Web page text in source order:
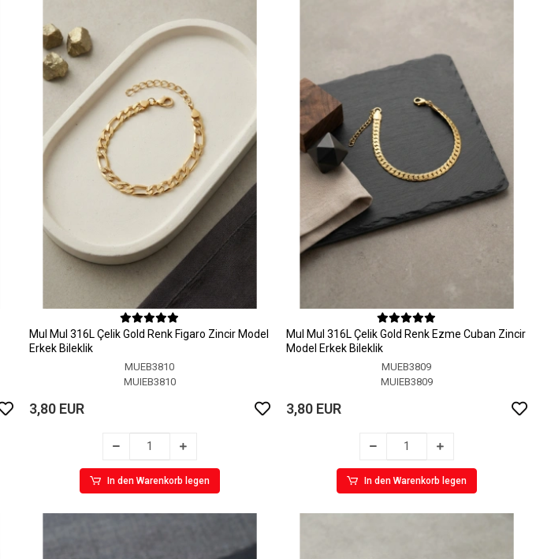
MuI MuI 316L Çelik Gold Renk Figaro Zincir Model
Erkek Bileklik
MUEB3810
MUIEB3810
3,80 EUR
In den Warenkorb legen
MuI MuI 316L Çelik Gold Renk Ezme Cuban Zincir
Model Erkek Bileklik
MUEB3809
MUIEB3809
3,80 EUR
In den Warenkorb legen